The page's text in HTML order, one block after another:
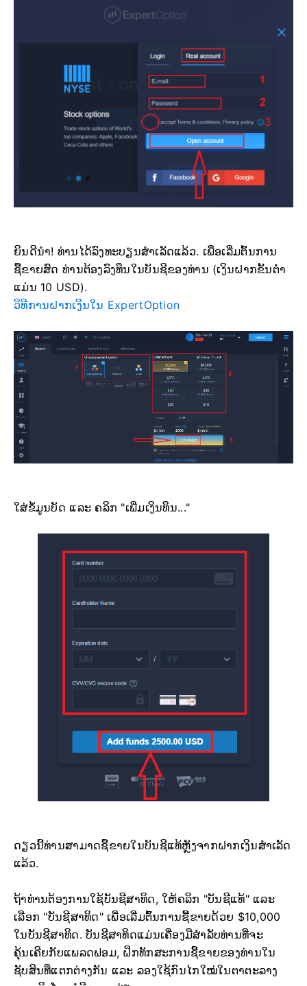
ຍິນດີນຳ! ທ່ານໄດ້ລົງທະບຽນສຳເລັດແລ້ວ. ເພື່ອເລີ່ມຕົ້ນການ
ຊື້ຂາຍສົດ ທ່ານຕ້ອງລົງທຶນໃນບັນຊີຂອງທ່ານ (ເງິນຝາກຂັ້ນຕ່ຳ
ແມ່ນ 10 USD).
ວິທີການຝາກເງິນໃນ ExpertOption
ໃສ່ຂໍ້ມູນບັດ ແລະ ຄລິກ "ເພີ່ມເງິນທຶນ..."
ດຽວນີ້ທ່ານສາມາດຊື້ຂາຍໃນບັນຊີແທ້ຫຼັງຈາກຝາກເງິນສຳເລັດ
ແລ້ວ.
ຖ້າທ່ານຕ້ອງການໃຊ້ບັນຊີສາທິດ, ໃຫ້ຄລິກ "ບັນຊີແທ້" ແລະ
ເລືອກ "ບັນຊີສາທິດ" ເພື່ອເລີ່ມຕົ້ນການຊື້ຂາຍດ້ວຍ $10,000
ໃນບັນຊີສາທິດ. ບັນຊີສາທິດແມ່ນເຄື່ອງມືສຳລັບທ່ານທີ່ຈະ
ຄຸ້ນເຄີຍກັບແພລດຟອມ, ຝຶກທັກສະການຊື້ຂາຍຂອງທ່ານໃນ
ຊັບສິນທີ່ແຕກຕ່າງກັນ ແລະ ລອງໃຊ້ກົນໄກໃໝ່ໃນຕາຕະລາງ